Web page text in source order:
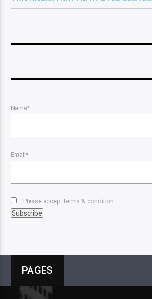
Name*
Email*
Please accept terms & condition
PAGES